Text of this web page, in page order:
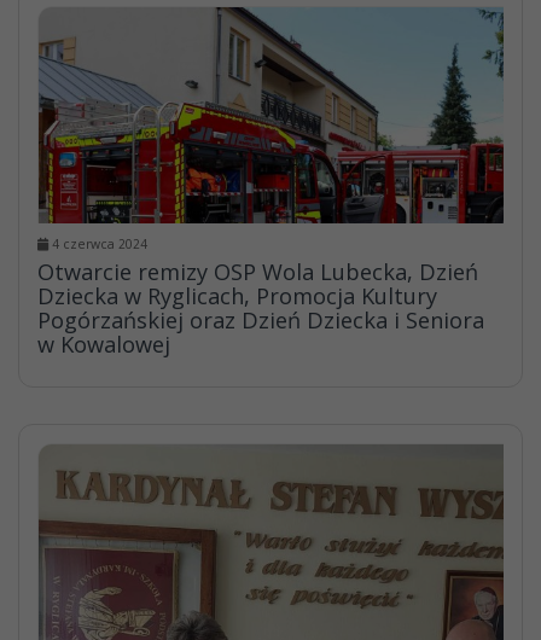
4 czerwca 2024
Otwarcie remizy OSP Wola Lubecka, Dzień
Dziecka w Ryglicach, Promocja Kultury
Pogórzańskiej oraz Dzień Dziecka i Seniora
w Kowalowej